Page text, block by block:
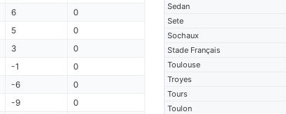
Sedan
Sete
Sochaux
Stade Français
Toulouse
Troyes
Tours
Toulon
6
0
5
0
3
0
-1
0
-6
0
-9
0